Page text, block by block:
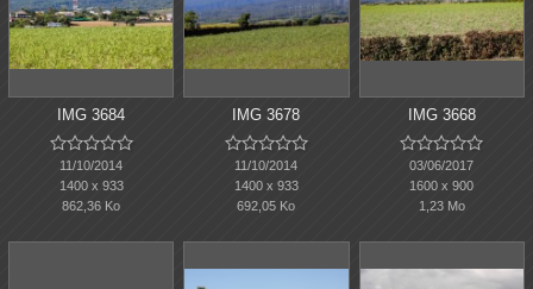
IMG 3684

11/10/2014
1400 x 933
862,36 Ko
IMG 3678

11/10/2014
1400 x 933
692,05 Ko
IMG 3668

03/06/2017
1600 x 900
1,23 Mo